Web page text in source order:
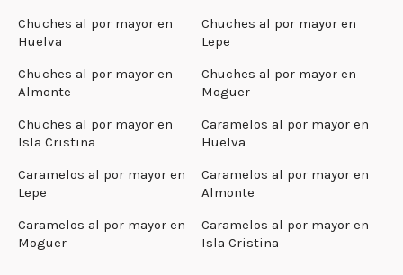
Chuches al por mayor en
Huelva
Chuches al por mayor en
Lepe
Chuches al por mayor en
Almonte
Chuches al por mayor en
Moguer
Chuches al por mayor en
Isla Cristina
Caramelos al por mayor en
Huelva
Caramelos al por mayor en
Lepe
Caramelos al por mayor en
Almonte
Caramelos al por mayor en
Moguer
Caramelos al por mayor en
Isla Cristina